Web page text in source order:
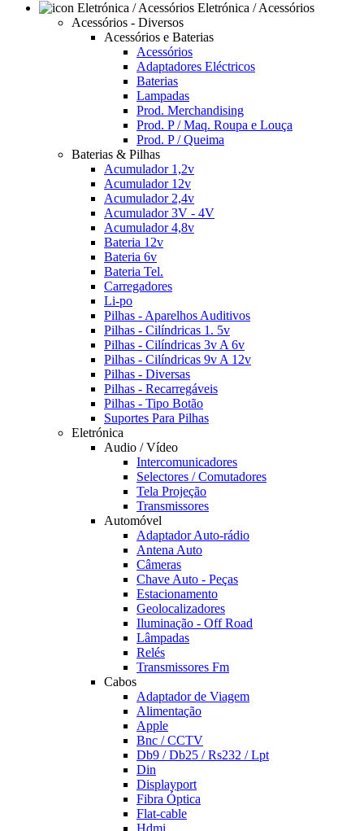
Eletrónica / Acessórios
Acessórios - Diversos
Acessórios e Baterias
Acessórios
Adaptadores Eléctricos
Baterias
Lampadas
Prod. Merchandising
Prod. P / Maq. Roupa e Louça
Prod. P / Queima
Baterias & Pilhas
Acumulador 1,2v
Acumulador 12v
Acumulador 2,4v
Acumulador 3V - 4V
Acumulador 4,8v
Bateria 12v
Bateria 6v
Bateria Tel.
Carregadores
Li-po
Pilhas - Aparelhos Auditivos
Pilhas - Cilíndricas 1. 5v
Pilhas - Cilíndricas 3v A 6v
Pilhas - Cilíndricas 9v A 12v
Pilhas - Diversas
Pilhas - Recarregáveis
Pilhas - Tipo Botão
Suportes Para Pilhas
Eletrónica
Audio / Vídeo
Intercomunicadores
Selectores / Comutadores
Tela Projeção
Transmissores
Automóvel
Adaptador Auto-rádio
Antena Auto
Câmeras
Chave Auto - Peças
Estacionamento
Geolocalizadores
Iluminação - Off Road
Lâmpadas
Relés
Transmissores Fm
Cabos
Adaptador de Viagem
Alimentação
Apple
Bnc / CCTV
Db9 / Db25 / Rs232 / Lpt
Din
Displayport
Fibra Óptica
Flat-cable
Hdmi